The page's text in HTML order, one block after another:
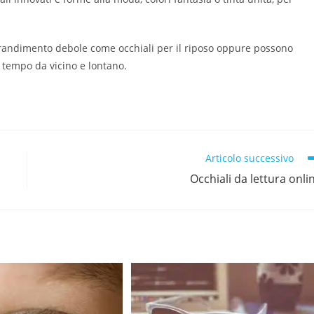
debole come occhiali per il riposo oppure possono
da vicino e lontano.
Articolo successivo
Occhiali da lettura